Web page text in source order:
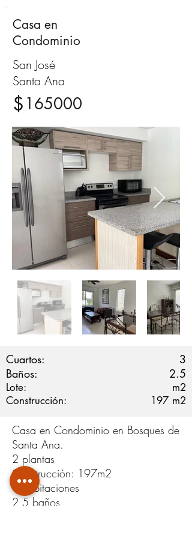
Casa en
Condominio
San José
Santa Ana
$ 165000
Cuartos:
Baños:
Lote:
Construcción:
3
2.5
197
m2
m2
Casa en Condominio en Bosques de
Santa Ana.
2 plantas
Construcción: 197m2
3 habitaciones
2,5 baños